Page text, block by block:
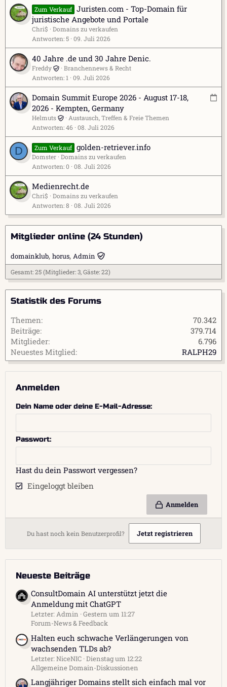
Zum Verkauf Juristen.com - Top-Domain für
juristische Angebote und Portale
Chri$
Domains zu verkaufen
Antworten 5 09. Juli 2026
40 Jahre .de und 30 Jahre Denic.
Freddy
Branchennews & Recht
Antworten 1 09. Juli 2026
n
n
g
n
t
r
Domain Summit Europe 2026 - August 17-18,
2026 - Kempten, Germany
Helmuts
Austausch, Treffen & Freie Themen
Antworten 46 08. Juli 2026
D Zum Verkauf golden-retriever.info
Domster Domains zu verkaufen
Antworten 0 08. Juli 2026
Medienrecht.de
Chri$
Domains zu verkaufen
Antworten 8 08. Juli 2026
Mitglieder online (24 Stunden)
domainklub horus Admin
Gesamt: 25 (Mitglieder: 3, Gäste: 22)
Statistik des Forums
Themen
70.342
Beiträge
379.714
Mitglieder
6.796
Neuestes Mitglied
RALPH29
Anmelden
Dein Name oder deine E-Mail-Adresse
Passwort
Hast du dein Passwort vergessen?
Eingeloggt bleiben
Anmelden
Du hast noch kein Benutzerprofil? Jetzt registrieren
Neueste Beiträge
ConsultDomain AI unterstützt jetzt die
Anmeldung mit ChatGPT
Letzter: Admin Gestern um 11:27
Forum-News & Feedback
Halten euch schwache Verlängerungen von
wachsenden TLDs ab?
Letzter: NiceNIC Dienstag um 12:22
Allgemeine Domain-Diskussionen
Langjähriger Domains stellt sich einfach mal vor